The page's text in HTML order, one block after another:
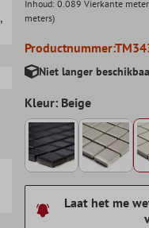
,
Inhoud: 0.089 Vierkante
meters)
Productnummer:
Niet langer
Kleur: Beige
Laat het me